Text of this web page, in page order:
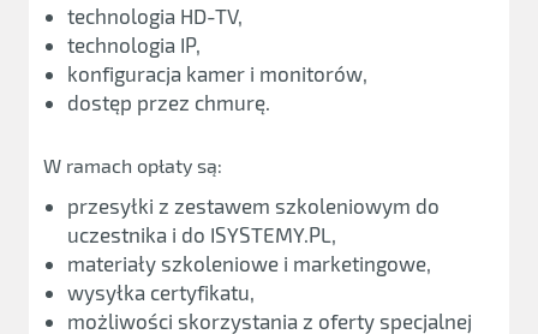
technologia HD-TV,
technologia IP,
konfiguracja kamer i monitorów,
dostęp przez chmurę.
W ramach opłaty są:
przesyłki z zestawem szkoleniowym do
uczestnika i do ISYSTEMY.PL,
materiały szkoleniowe i marketingowe,
wysyłka certyfikatu,
możliwości skorzystania z oferty specjalnej